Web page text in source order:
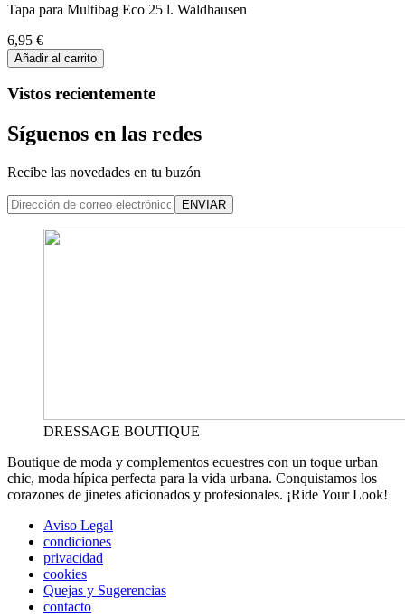
Tapa para Multibag Eco 25 l. Waldhausen
6,95 €
Añadir al carrito
Vistos recientemente
Síguenos en las redes
Recibe las novedades en tu buzón
ENVIAR
DRESSAGE BOUTIQUE
Boutique de moda y complementos ecuestres con un toque urban
chic, moda hípica perfecta para la vida urbana. Conquistamos los
corazones de jinetes aficionados y profesionales. ¡Ride Your Look!
Aviso Legal
condiciones
privacidad
cookies
Quejas y Sugerencias
contacto